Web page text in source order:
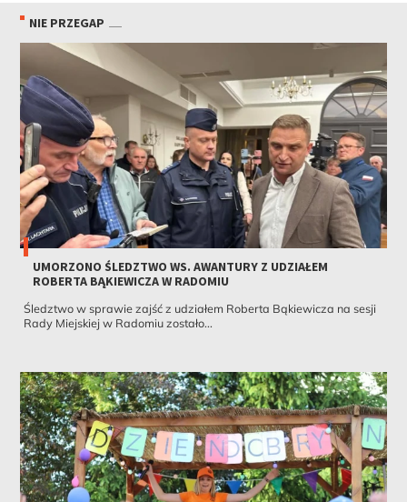
NIE PRZEGAP
UMORZONO ŚLEDZTWO WS. AWANTURY Z UDZIAŁEM
ROBERTA BĄKIEWICZA W RADOMIU
Śledztwo w sprawie zajść z udziałem Roberta Bąkiewicza na sesji
Rady Miejskiej w Radomiu zostało...